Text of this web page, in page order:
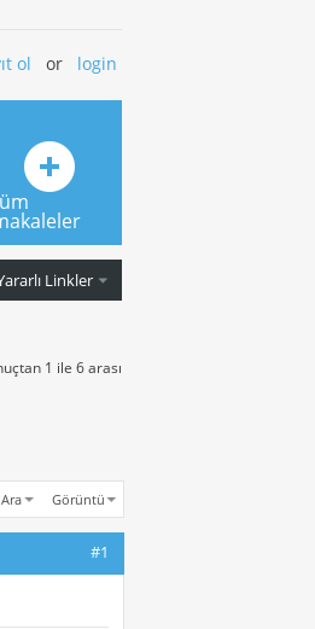
ol or login
Linkler
1 ile 6 arası
Görüntü
#1